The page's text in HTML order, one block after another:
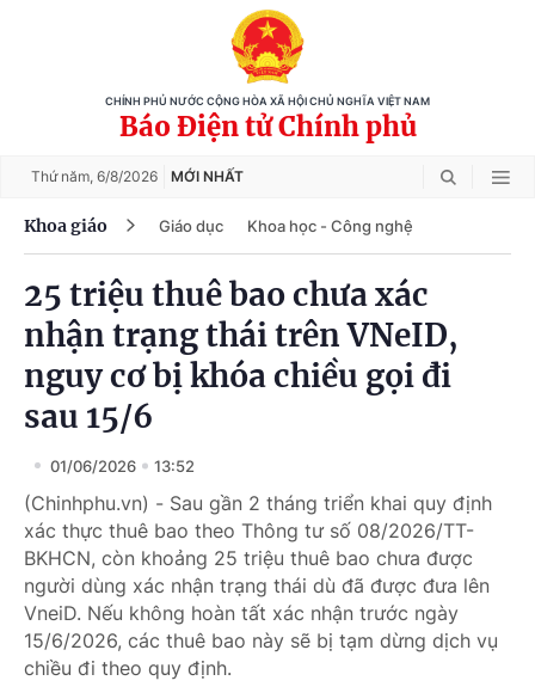
CHÍNH PHỦ NƯỚC CỘNG HÒA XÃ HỘI CHỦ NGHĨA VIỆT NAM
Báo Điện tử Chính phủ
Thứ năm, 6/8/2026 MỚI NHẤT
Khoa giáo Giáo dục Khoa học - Công nghệ
25 triệu thuê bao chưa xác
nhận trạng thái trên VNeID,
nguy cơ bị khóa chiều gọi đi
sau 15/6
01/06/2026 13:52
(Chinhphu.vn) - Sau gần 2 tháng triển khai quy định
xác thực thuê bao theo Thông tư số 08/2026/TT-
BKHCN, còn khoảng 25 triệu thuê bao chưa được
người dùng xác nhận trạng thái dù đã được đưa lên
VneiD. Nếu không hoàn tất xác nhận trước ngày
15/6/2026, các thuê bao này sẽ bị tạm dừng dịch vụ
chiều đi theo quy định.